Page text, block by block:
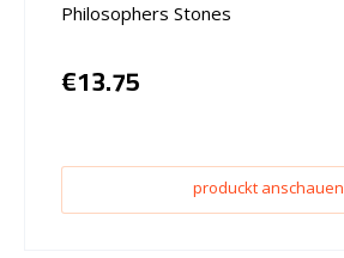
Philosophers Stones
€13.75
produckt anschauen